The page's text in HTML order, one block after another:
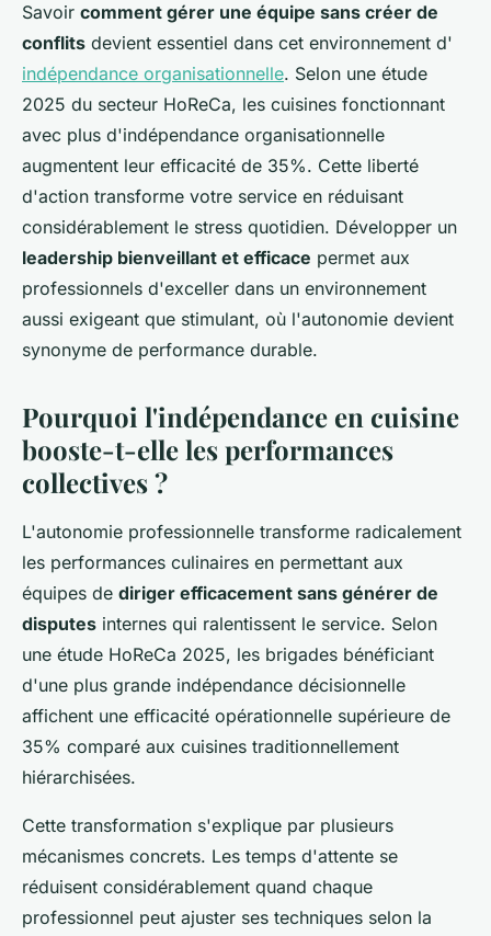
Savoir comment gérer une équipe sans créer de
conflits devient essentiel dans cet environnement d'
indépendance organisationnelle. Selon une étude
2025 du secteur HoReCa, les cuisines fonctionnant
avec plus d'indépendance organisationnelle
augmentent leur efficacité de 35%. Cette liberté
d'action transforme votre service en réduisant
considérablement le stress quotidien. Développer un
leadership bienveillant et efficace permet aux
professionnels d'exceller dans un environnement
aussi exigeant que stimulant, où l'autonomie devient
synonyme de performance durable.
Pourquoi l'indépendance en cuisine
booste-t-elle les performances
collectives ?
L'autonomie professionnelle transforme radicalement
les performances culinaires en permettant aux
équipes de diriger efficacement sans générer de
disputes internes qui ralentissent le service. Selon
une étude HoReCa 2025, les brigades bénéficiant
d'une plus grande indépendance décisionnelle
affichent une efficacité opérationnelle supérieure de
35% comparé aux cuisines traditionnellement
hiérarchisées.
Cette transformation s'explique par plusieurs
mécanismes concrets. Les temps d'attente se
réduisent considérablement quand chaque
professionnel peut ajuster ses techniques selon la